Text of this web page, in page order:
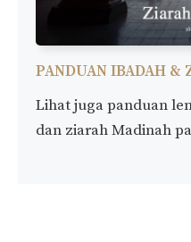
PANDUAN IBADAH &
Lihat juga panduan
dan ziarah Madinah